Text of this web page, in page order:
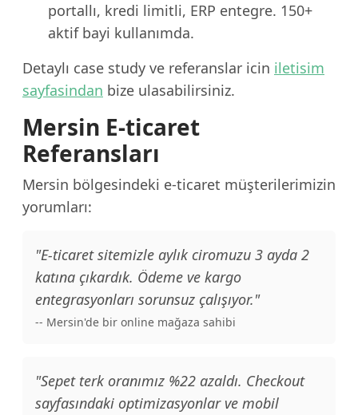
portallı, kredi limitli, ERP entegre. 150+
aktif bayi kullanımda.
Detaylı case study ve referanslar icin iletisim
sayfasindan bize ulasabilirsiniz.
Mersin E-ticaret
Referansları
Mersin bölgesindeki e-ticaret müşterilerimizin
yorumları:
"E-ticaret sitemizle aylık ciromuzu 3 ayda 2
katına çıkardık. Ödeme ve kargo
entegrasyonları sorunsuz çalışıyor."
-- Mersin'de bir online mağaza sahibi
"Sepet terk oranımız %22 azaldı. Checkout
sayfasındaki optimizasyonlar ve mobil